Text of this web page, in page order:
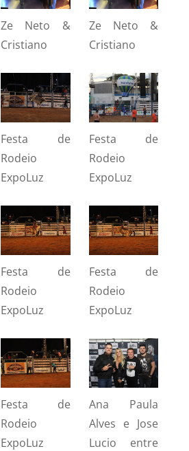
Ze Neto &
Cristiano
Ze Neto &
Cristiano
Festa de
Rodeio
ExpoLuz
Festa de
Rodeio
ExpoLuz
Festa de
Rodeio
ExpoLuz
Festa de
Rodeio
ExpoLuz
Festa de
Rodeio
ExpoLuz
Ana Paula
Alves e Jose
Lucio entre